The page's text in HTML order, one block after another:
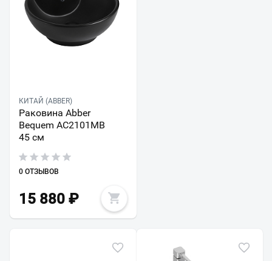
КИТАЙ (ABBER)
Раковина Abber
Bequem AC2101MB
45 см
0 ОТЗЫВОВ
15 880 ₽